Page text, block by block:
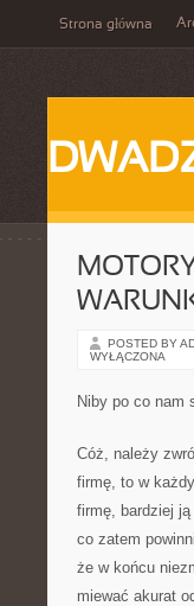
Strona główna
POSTED BY
WYŁĄCZONA
Niby po co nam
Cóż, należy
firmę, to w
firmę, bardziej
co zatem
że w końcu
miewać akurat